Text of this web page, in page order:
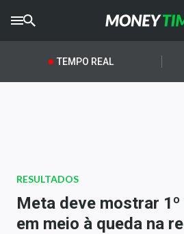
CRYPTOTIMES
AGROTIMES
Newsletters
Money Trader
TEMPO REAL
RESULTADOS
Meta deve mostrar
em meio à queda na